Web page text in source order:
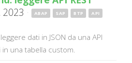
2023 · ABAP SAP BTP
API
dati in JSON da una API
in una tabella custom.